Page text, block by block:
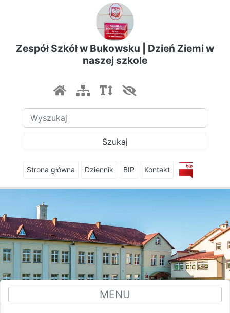
Zespół Szkół w Bukowsku | Dzień Ziemi w
naszej szkole
Szukaj
Strona główna Dziennik BIP Kontakt
MENU